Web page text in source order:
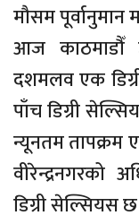
मौसम
आज काठमाडौँ
दशमलव एक
पाँच डिग्री
न्यूनतम तापक्रम
डिग्री सेल्सियस छ